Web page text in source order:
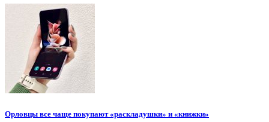
Орловцы все чаще покупают «раскладушки» и «книжки»